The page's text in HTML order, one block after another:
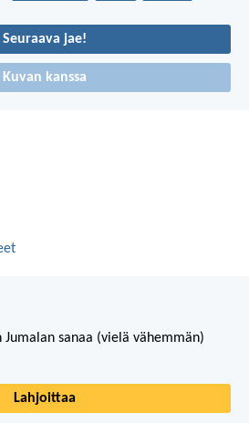
Seuraava jae!
Kuvan kanssa
sanaa (vielä vähemmän)
Lahjoittaa